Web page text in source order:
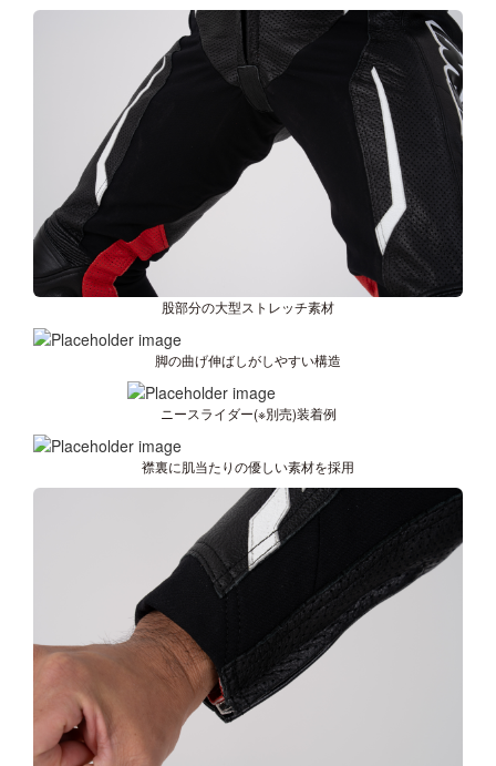
股部分の大型ストレッチ素材
脚の曲げ伸ばしがしやすい構造
ニースライダー(※別売)装着例
襟裏に肌当たりの優しい素材を採用